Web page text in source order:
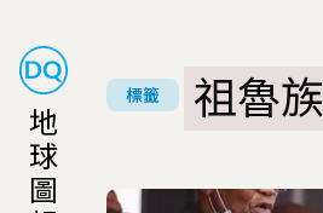
地
球
圖
標籤 祖魯族